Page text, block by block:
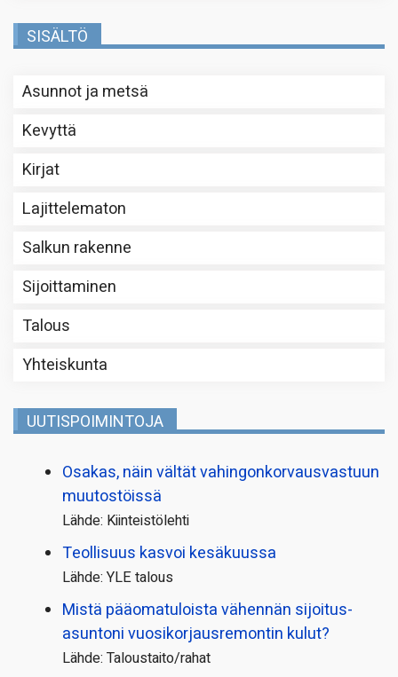
SISÄLTÖ
Asunnot ja metsä
Kevyttä
Kirjat
Lajittelematon
Salkun rakenne
Sijoittaminen
Talous
Yhteiskunta
UUTISPOIMINTOJA
Osakas, näin vältät vahingonkorvausvastuun
muutostöissä
Lähde: Kiinteistölehti
Teollisuus kasvoi kesäkuussa
Lähde: YLE talous
Mistä pääoma­tuloista vähennän sijoitus­
asuntoni vuosikorjaus­remontin kulut?
Lähde: Taloustaito/rahat